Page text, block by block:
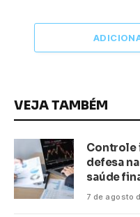
VEJA TAMBÉM
Controle
defesa
saúde
7 de agosto